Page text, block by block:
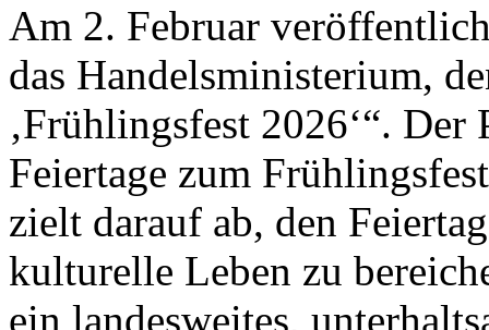
Am 2. Februar
das Handelsministerium,
‚Frühlingsfest 2026‘“.
Feiertage zum
zielt darauf ab, den
kulturelle Leben zu
ein landesweites,